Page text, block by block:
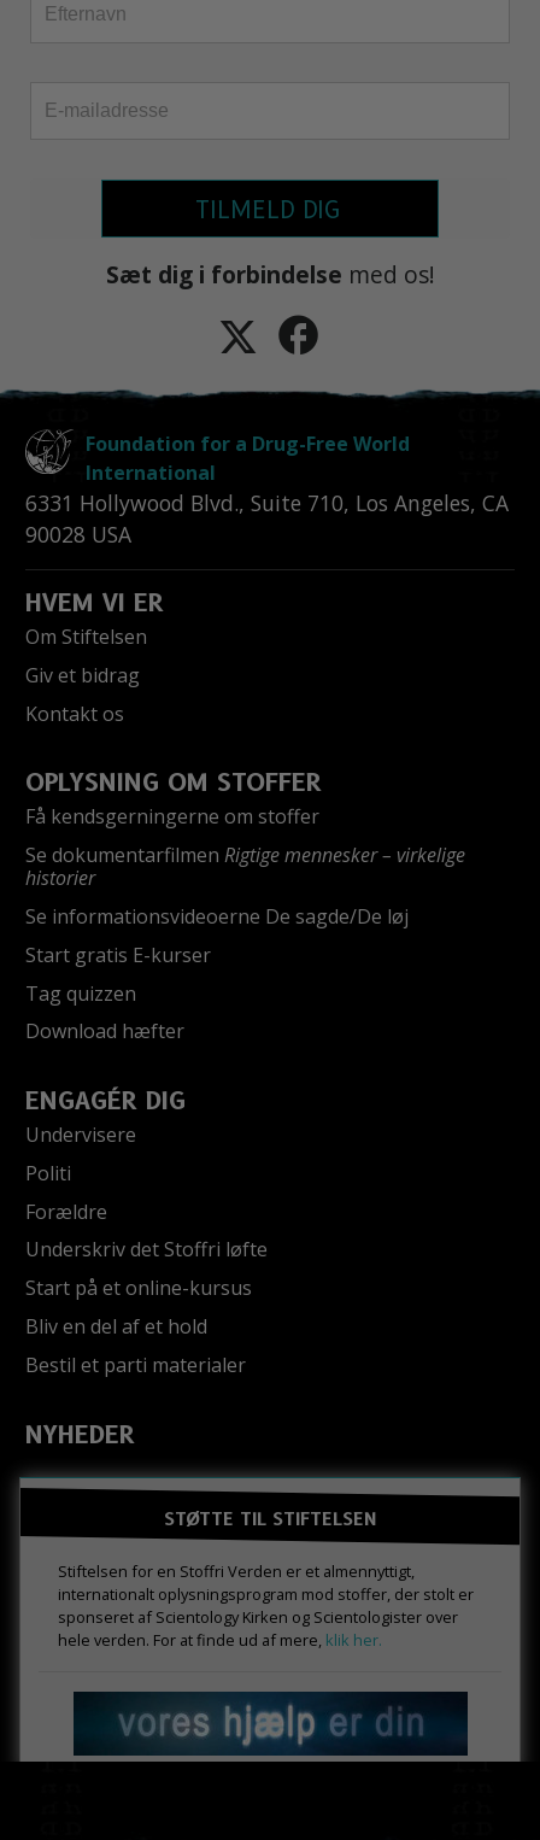
TILMELD DIG
Sæt dig i forbindelse med os!
Foundation for a Drug-Free World
International
6331 Hollywood Blvd., Suite 710, Los Angeles, CA
90028 USA
HVEM VI ER
Om Stiftelsen
Giv et bidrag
Kontakt os
OPLYSNING OM STOFFER
Få kendsgerningerne om stoffer
Se dokumentarfilmen Rigtige mennesker – virkelige
historier
Se informationsvideoerne De sagde/De løj
Start gratis E-kurser
Tag quizzen
Download hæfter
ENGAGÉR DIG
Undervisere
Politi
Forældre
Underskriv det Stoffri løfte
Start på et online-kursus
Bliv en del af et hold
Bestil et parti materialer
NYHEDER
STØTTE TIL STIFTELSEN
Stiftelsen for en Stoffri Verden er et almennyttigt,
internationalt oplysningsprogram mod stoffer, der stolt er
sponseret af Scientology Kirken og Scientologister over
hele verden. For at finde ud af mere, klik her.